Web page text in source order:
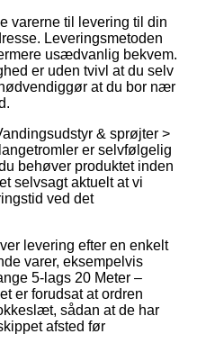
varerne til levering til din
Leveringsmetoden
usædvanlig bekvem.
er uden tvivl at du selv
at du bor nær
& sprøjter >
er selvfølgelig
behøver produktet inden
selvsagt aktuelt at vi
ved det
levering efter en enkelt
varer, eksempelvis
5-lags 20 Meter –
er forudsat at ordren
sådan at de har
afsted før